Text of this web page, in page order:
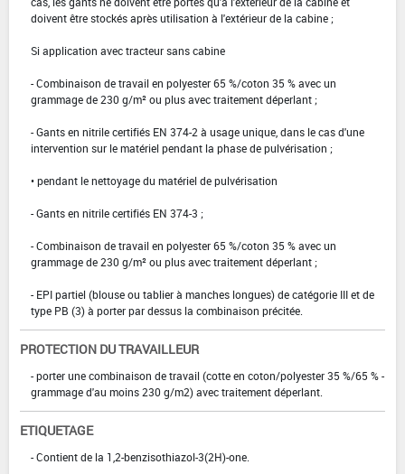
doivent être stockés après utilisation à l'extérieur de la cabine ;
Si application avec tracteur sans cabine
- Combinaison de travail en polyester 65 %/coton 35 % avec un
grammage de 230 g/m² ou plus avec traitement déperlant ;
- Gants en nitrile certifiés EN 374-2 à usage unique, dans le cas d'une
intervention sur le matériel pendant la phase de pulvérisation ;
• pendant le nettoyage du matériel de pulvérisation
- Gants en nitrile certifiés EN 374-3 ;
- Combinaison de travail en polyester 65 %/coton 35 % avec un
grammage de 230 g/m² ou plus avec traitement déperlant ;
- EPI partiel (blouse ou tablier à manches longues) de catégorie III et de
type PB (3) à porter par dessus la combinaison précitée.
PROTECTION DU TRAVAILLEUR
- porter une combinaison de travail (cotte en coton/polyester 35 %/65 % -
grammage d'au moins 230 g/m2) avec traitement déperlant.
ETIQUETAGE
- Contient de la 1,2-benzisothiazol-3(2H)-one.